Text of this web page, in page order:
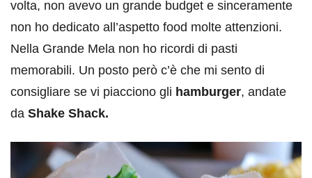
volta, non avevo un grande budget e sinceramente
non ho dedicato all’aspetto food molte attenzioni.
Nella Grande Mela non ho ricordi di pasti
memorabili. Un posto però c’è che mi sento di
consigliare se vi piacciono gli hamburger, andate
da Shake Shack.